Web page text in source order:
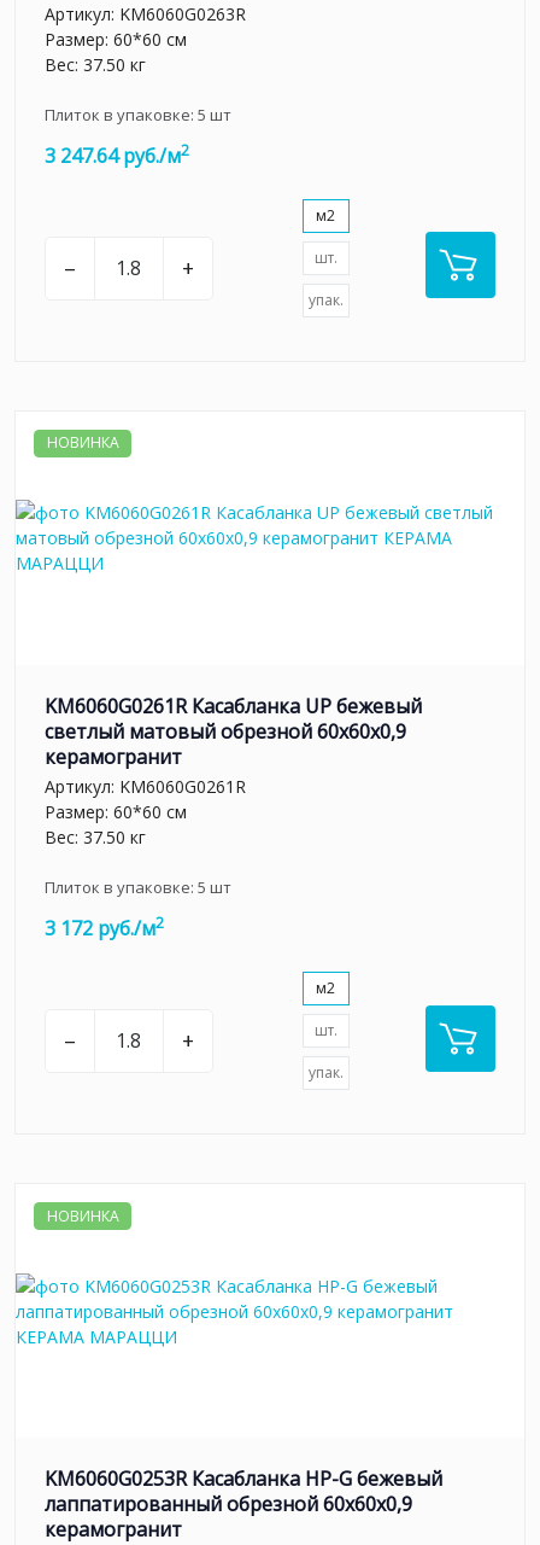
Артикул: KM6060G0263R
Размер: 60*60 см
Вес: 37.50 кг
Плиток в упаковке: 5 шт
3 247.64 руб./м2
– +
м2
шт.
упак.
НОВИНКА
KM6060G0261R Касабланка UP бежевый
светлый матовый обрезной 60x60x0,9
керамогранит
Артикул: KM6060G0261R
Размер: 60*60 см
Вес: 37.50 кг
Плиток в упаковке: 5 шт
3 172 руб./м2
– +
м2
шт.
упак.
НОВИНКА
KM6060G0253R Касабланка HP-G бежевый
лаппатированный обрезной 60x60x0,9
керамогранит